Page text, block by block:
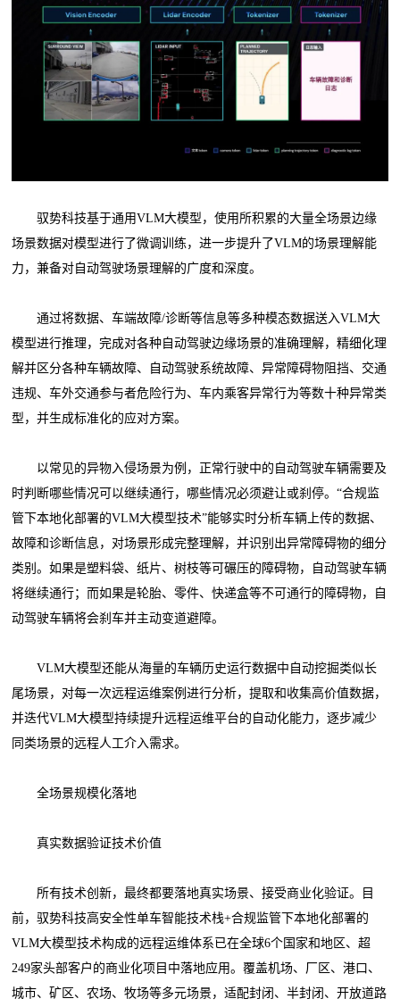
驭势科技基于通用VLM大模型，使用所积累的大量全场景边缘
场景数据对模型进行了微调训练，进一步提升了VLM的场景理解能
力，兼备对自动驾驶场景理解的广度和深度。
通过将数据、车端故障/诊断等信息等多种模态数据送入VLM大
模型进行推理，完成对各种自动驾驶边缘场景的准确理解，精细化理
解并区分各种车辆故障、自动驾驶系统故障、异常障碍物阻挡、交通
违规、车外交通参与者危险行为、车内乘客异常行为等数十种异常类
型，并生成标准化的应对方案。
以常见的异物入侵场景为例，正常行驶中的自动驾驶车辆需要及
时判断哪些情况可以继续通行，哪些情况必须避让或刹停。“合规监
管下本地化部署的VLM大模型技术”能够实时分析车辆上传的数据、
故障和诊断信息，对场景形成完整理解，并识别出异常障碍物的细分
类别。如果是塑料袋、纸片、树枝等可碾压的障碍物，自动驾驶车辆
将继续通行；而如果是轮胎、零件、快递盒等不可通行的障碍物，自
动驾驶车辆将会刹车并主动变道避障。
VLM大模型还能从海量的车辆历史运行数据中自动挖掘类似长
尾场景，对每一次远程运维案例进行分析，提取和收集高价值数据，
并迭代VLM大模型持续提升远程运维平台的自动化能力，逐步减少
同类场景的远程人工介入需求。
全场景规模化落地
真实数据验证技术价值
所有技术创新，最终都要落地真实场景、接受商业化验证。目
前，驭势科技高安全性单车智能技术栈+合规监管下本地化部署的
VLM大模型技术构成的远程运维体系已在全球6个国家和地区、超
249家头部客户的商业化项目中落地应用。覆盖机场、厂区、港口、
城市、矿区、农场、牧场等多元场景，适配封闭、半封闭、开放道路